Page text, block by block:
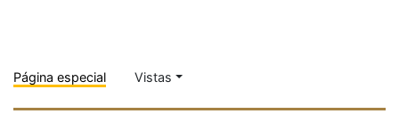
Página especial Vistas